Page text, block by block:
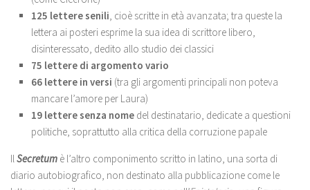
125 lettere senili , cioè scritte in età avanzata; tra queste la
lettera ai posteri esprime la sua idea di scrittore libero,
disinteressato, dedito allo studio dei classici
75 lettere di argomento vario
66 lettere in versi (tra gli argomenti principali non poteva
mancare l’amore per Laura)
19 lettere senza nome del destinatario, dedicate a questioni
politiche, soprattutto alla critica della corruzione papale
Il Secretum è l’altro componimento scritto in latino, una sorta di
diario autobiografico, non destinato alla pubblicazione come le